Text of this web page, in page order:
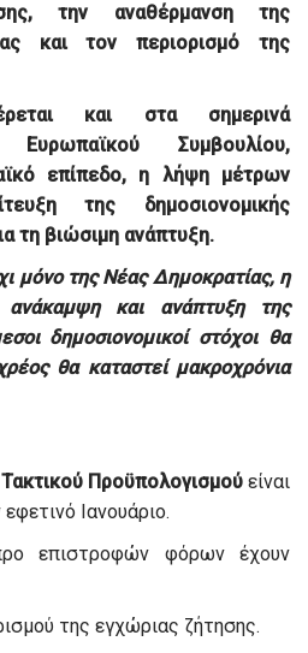
την αναθέρμανση της
και τον περιορισμό της
και στα σημερινά
Συμβουλίου,
επίπεδο, η λήψη μέτρων
της δημοσιονομικής
τη βιώσιμη ανάπτυξη.
μόνο της Νέας Δημοκρατίας, η
ανάκαμψη και ανάπτυξη της
δημοσιονομικοί στόχοι θα
θα καταστεί μακροχρόνια
Προϋπολογισμού είναι
εφετινό Ιανουάριο.
επιστροφών φόρων έχουν
της εγχώριας ζήτησης.